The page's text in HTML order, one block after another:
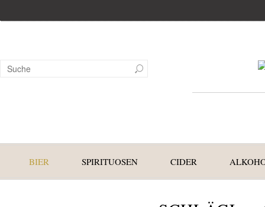
BIER SPIRITUOSEN CIDER